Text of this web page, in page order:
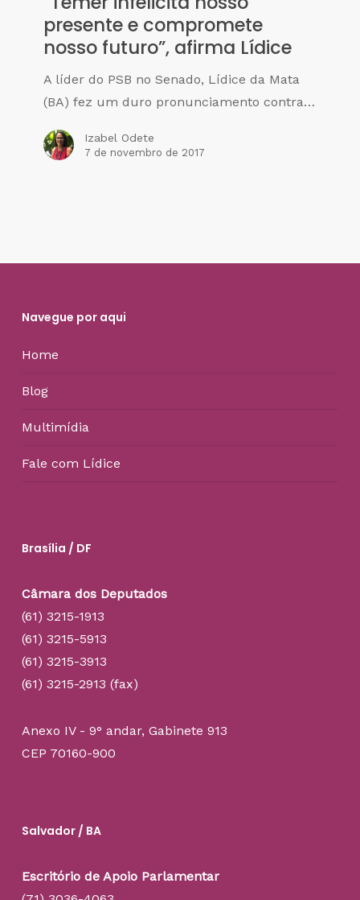
presente e compromete
nosso futuro”, afirma Lídice
A líder do PSB no Senado, Lídice da Mata
(BA) fez um duro pronunciamento contra…
Izabel Odete
7 de novembro de 2017
Navegue por aqui
Home
Blog
Multimídia
Fale com Lídice
Brasília / DF
Câmara dos Deputados
(61) 3215-1913
(61) 3215-5913
(61) 3215-3913
(61) 3215-2913 (fax)
Anexo IV - 9° andar, Gabinete 913
CEP 70160-900
Salvador / BA
Escritório de Apoio Parlamentar